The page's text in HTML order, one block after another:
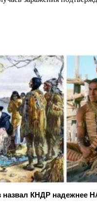
назвал КНДР надежнее